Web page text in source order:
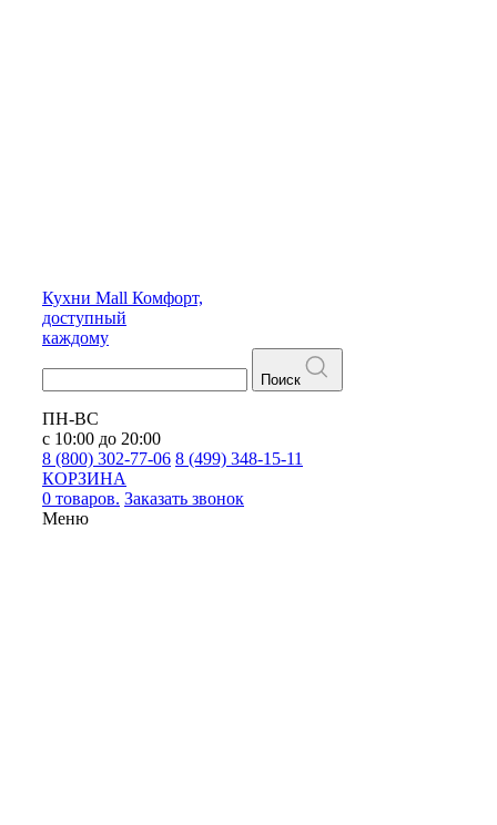
Кухни Mall Комфорт,
доступный
каждому
Поиск
ПН-ВС
с 10:00 до 20:00
8 (800) 302-77-06 8 (499) 348-15-11
КОРЗИНА
0 товаров. Заказать звонок
Меню